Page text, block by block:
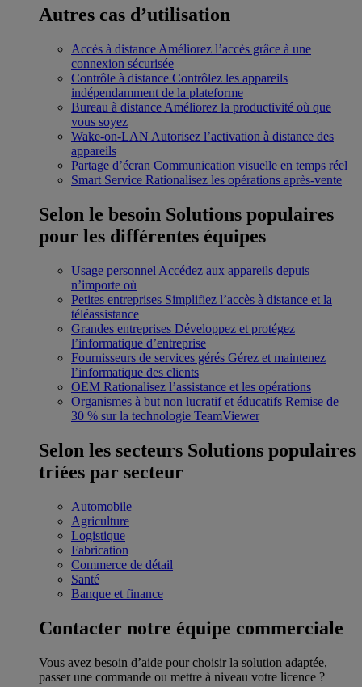
Autres cas d’utilisation
Accès à distance Améliorez l’accès grâce à une
connexion sécurisée
Contrôle à distance Contrôlez les appareils
indépendamment de la plateforme
Bureau à distance Améliorez la productivité où que
vous soyez
Wake-on-LAN Autorisez l’activation à distance des
appareils
Partage d’écran Communication visuelle en temps réel
Smart Service Rationalisez les opérations après-vente
Selon le besoin Solutions populaires
pour les différentes équipes
Usage personnel Accédez aux appareils depuis
n’importe où
Petites entreprises Simplifiez l’accès à distance et la
téléassistance
Grandes entreprises Développez et protégez
l’informatique d’entreprise
Fournisseurs de services gérés Gérez et maintenez
l’informatique des clients
OEM Rationalisez l’assistance et les opérations
Organismes à but non lucratif et éducatifs Remise de
30 % sur la technologie TeamViewer
Selon les secteurs Solutions populaires
triées par secteur
Automobile
Agriculture
Logistique
Fabrication
Commerce de détail
Santé
Banque et finance
Contacter notre équipe commerciale
Vous avez besoin d’aide pour choisir la solution adaptée,
passer une commande ou mettre à niveau votre licence ?